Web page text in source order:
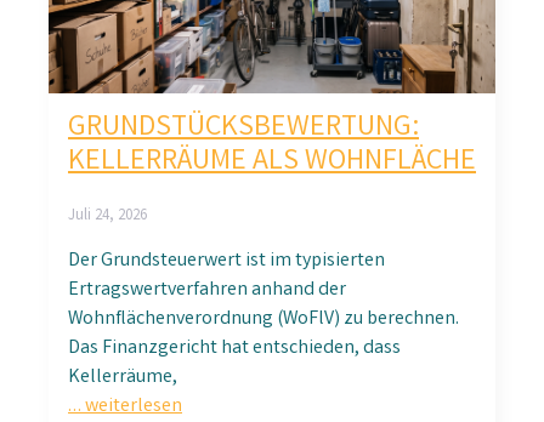
GRUNDSTÜCKSBEWERTUNG:
KELLERRÄUME ALS WOHNFLÄCHE
Juli 24, 2026
Der Grundsteuerwert ist im typisierten
Ertragswertverfahren anhand der
Wohnflächenverordnung (WoFlV) zu berechnen.
Das Finanzgericht hat entschieden, dass
Kellerräume,
… weiterlesen